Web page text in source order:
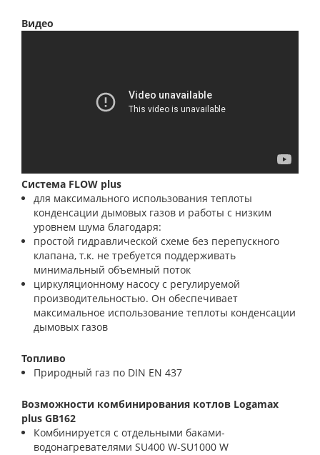
Видео
Система FLOW plus
для максимального использования теплоты
конденсации дымовых газов и работы с низким
уровнем шума благодаря:
простой гидравлической схеме без перепускного
клапана, т.к. не требуется поддерживать
минимальный объемный поток
циркуляционному насосу с регулируемой
производительностью. Он обеспечивает
максимальное использование теплоты конденсации
дымовых газов
Топливо
Природный газ по DIN EN 437
Возможности комбинирования котлов Logamax
plus GB162
Комбинируется с отдельными баками-
водонагревателями SU400 W-SU1000 W